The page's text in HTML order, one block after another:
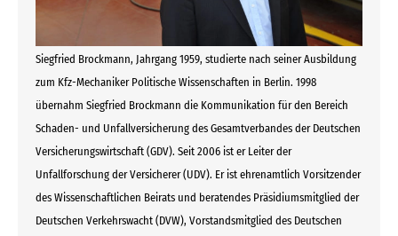
Siegfried Brockmann, Jahrgang 1959, studierte nach seiner Ausbildung
zum Kfz-Mechaniker Politische Wissenschaften in Berlin. 1998
übernahm Siegfried Brockmann die Kommunikation für den Bereich
Schaden- und Unfallversicherung des Gesamtverbandes der Deutschen
Versicherungswirtschaft (GDV). Seit 2006 ist er Leiter der
Unfallforschung der Versicherer (UDV). Er ist ehrenamtlich Vorsitzender
des Wissenschaftlichen Beirats und beratendes Präsidiumsmitglied der
Deutschen Verkehrswacht (DVW), Vorstandsmitglied des Deutschen